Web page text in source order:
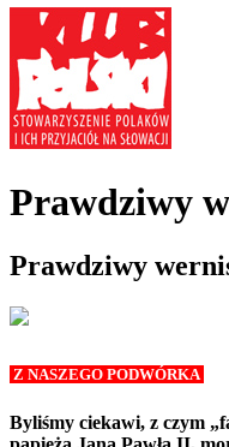
Prawdziwy
Prawdziwy
Z NASZEGO PODWÓRKA
Byliśmy ciekawi, z czym